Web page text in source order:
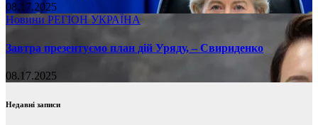
08.17.2025
Новини РЕГІОН УКРАЇНА
Завтра презентуємо план дій Уряду, – Свириденко
08.17.2025
Недавні записи